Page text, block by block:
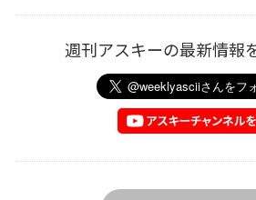
週刊アスキーの最新情報